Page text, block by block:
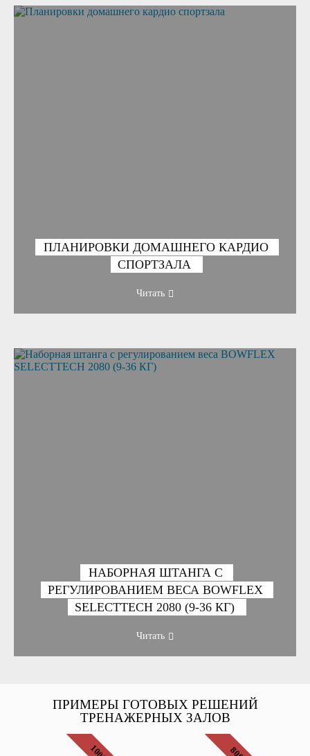
ПЛАНИРОВКИ ДОМАШНЕГО КАРДИО
СПОРТЗАЛА
Читать
НАБОРНАЯ ШТАНГА С
РЕГУЛИРОВАНИЕМ ВЕСА BOWFLEX
SELECTTECH 2080 (9-36 КГ)
Читать
ПРИМЕРЫ ГОТОВЫХ РЕШЕНИЙ
ТРЕНАЖЕРНЫХ ЗАЛОВ